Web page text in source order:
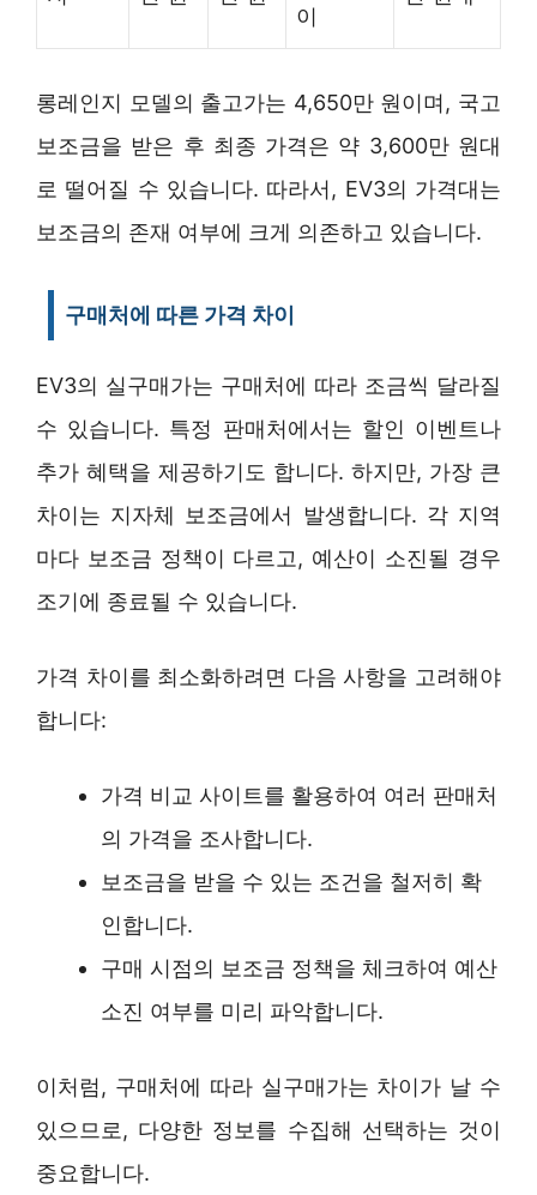
이
롱레인지 모델의 출고가는 4,650만 원이며, 국고
보조금을 받은 후 최종 가격은 약 3,600만 원대
로 떨어질 수 있습니다. 따라서, EV3의 가격대는
보조금의 존재 여부에 크게 의존하고 있습니다.
구매처에 따른 가격 차이
EV3의 실구매가는 구매처에 따라 조금씩 달라질
수 있습니다. 특정 판매처에서는 할인 이벤트나
추가 혜택을 제공하기도 합니다. 하지만, 가장 큰
차이는 지자체 보조금에서 발생합니다. 각 지역
마다 보조금 정책이 다르고, 예산이 소진될 경우
조기에 종료될 수 있습니다.
가격 차이를 최소화하려면 다음 사항을 고려해야
합니다:
가격 비교 사이트를 활용하여 여러 판매처
의 가격을 조사합니다.
보조금을 받을 수 있는 조건을 철저히 확
인합니다.
구매 시점의 보조금 정책을 체크하여 예산
소진 여부를 미리 파악합니다.
이처럼, 구매처에 따라 실구매가는 차이가 날 수
있으므로, 다양한 정보를 수집해 선택하는 것이
중요합니다.